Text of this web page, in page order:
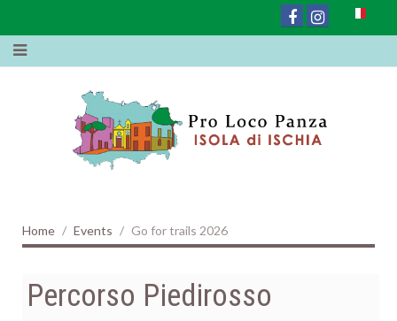
Home Events Go for trails 2026
Percorso Piedirosso